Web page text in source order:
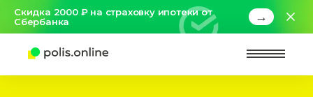
Скидка 2000 ₽ на страховку ипотеки от
Сбербанка
→